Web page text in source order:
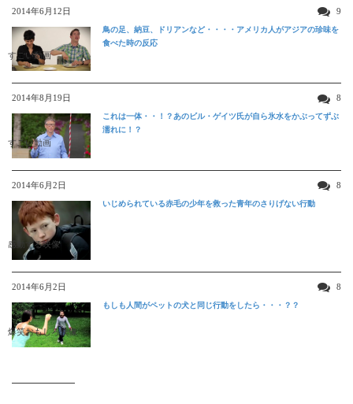
2014年6月12日 9
すごい動画
鳥の足、納豆、ドリアンなど・・・・アメリカ人がアジアの珍味を
食べた時の反応
2014年8月19日 8
すごい動画
これは一体・・！？あのビル・ゲイツ氏が自ら氷水をかぶってずぶ
濡れに！？
2014年6月2日 8
感動する映像
いじめられている赤毛の少年を救った青年のさりげない行動
2014年6月2日 8
爆笑おもしろ映像
もしも人間がペットの犬と同じ行動をしたら・・・？？